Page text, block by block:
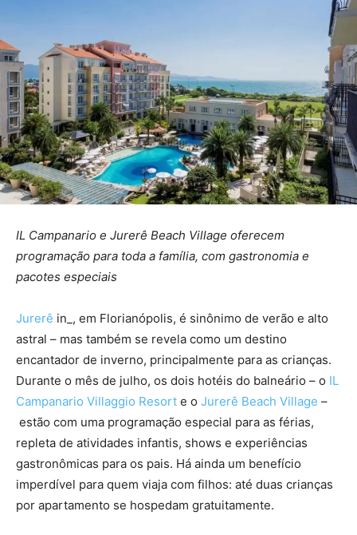
IL Campanario e Jurerê Beach Village oferecem
programação para toda a família, com gastronomia e
pacotes especiais
Jurerê in_, em Florianópolis, é sinônimo de verão e alto
astral – mas também se revela como um destino
encantador de inverno, principalmente para as crianças.
Durante o mês de julho, os dois hotéis do balneário – o IL
Campanario Villaggio Resort e o Jurerê Beach Village –
estão com uma programação especial para as férias,
repleta de atividades infantis, shows e experiências
gastronômicas para os pais. Há ainda um benefício
imperdível para quem viaja com filhos: até duas crianças
por apartamento se hospedam gratuitamente.